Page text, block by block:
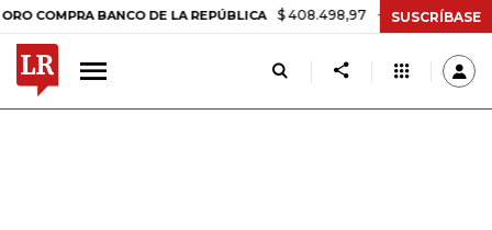
BANCO DE LA REPÚBLICA $ 408.498,97 +$ 8.753,81 +2,19%
SUSCRÍBASE